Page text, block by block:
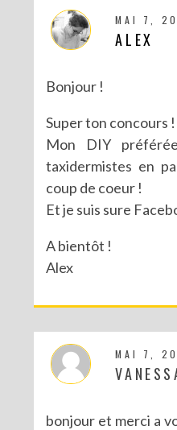
MAI 7,
ALEX
Bonjour !
Super ton concours !
Mon DIY
taxidermistes en
coup de coeur !
Et je suis sure
A bientôt !
Alex
MAI 7,
bonjour et merci a